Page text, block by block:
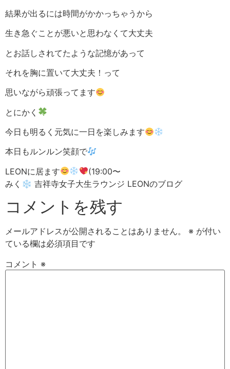
結果が出るには時間がかかっちゃうから
生き急ぐことが悪いと思わなくて大丈夫
とお話しされてたような記憶があって
それを胸に置いて大丈夫！って
思いながら頑張ってます
とにかく
今日も明るく元気に一日を楽しみます
本日もルンルン笑顔で
LEONに居ます
(19:00〜
みく❄︎ 吉祥寺女子大生ラウンジ LEONのブログ
コメントを残す
メールアドレスが公開されることはありません。 ※ が付い
ている欄は必須項目です
コメント ※